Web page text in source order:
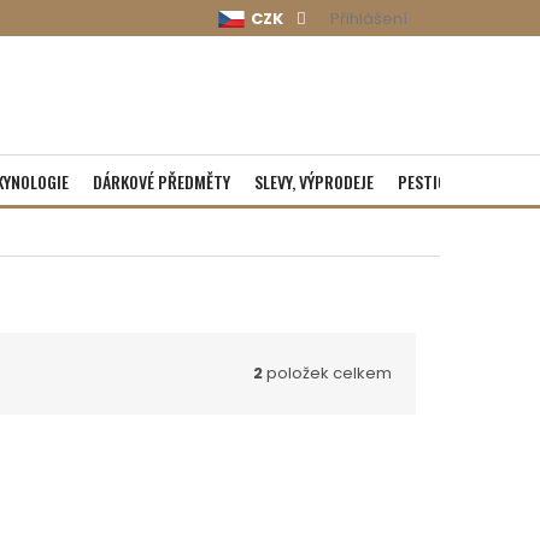
CZK Přihlášení
DÁRKOVÉ PŘEDMĚTY SLEVY, VÝPRODEJE PESTICIDY
2položek celkem